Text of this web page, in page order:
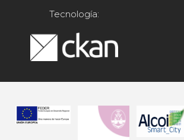
Tecnología: